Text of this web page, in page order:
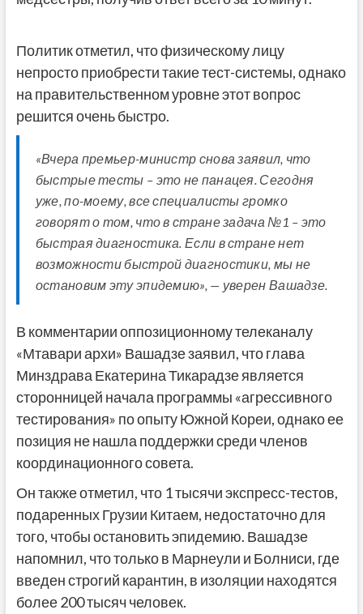
Политик отметил, что физическому лицу
непросто приобрести такие тест-системы, однако
на правительственном уровне этот вопрос
решится очень быстро.
«Вчера премьер-министр снова заявил, что
быстрые тесты – это не панацея. Сегодня
уже, по-моему, все специалисты громко
говорят о том, что в стране задача №1 – это
быстрая диагностика. Если в стране нет
возможности быстрой диагностики, мы не
остановим эту эпидемию», — уверен Вашадзе.
В комментарии оппозиционному телеканалу
«Мтавари архи» Вашадзе заявил, что глава
Минздрава Екатерина Тикарадзе является
сторонницей начала программы «агрессивного
тестирования» по опыту Южной Кореи, однако ее
позиция не нашла поддержки среди членов
координационного совета.
Он также отметил, что 1 тысячи экспресс-тестов,
подаренных Грузии Китаем, недостаточно для
того, чтобы остановить эпидемию. Вашадзе
напомнил, что только в Марнеули и Болниси, где
введен строгий карантин, в изоляции находятся
более 200 тысяч человек.